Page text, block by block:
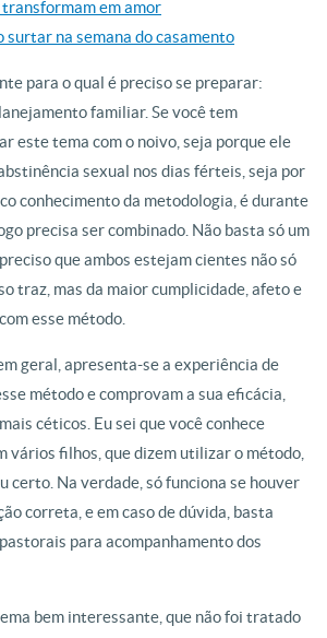
transformam em amor
surtar na semana do casamento
para o qual é preciso se preparar:
familiar. Se você tem
este tema com o noivo, seja porque ele
sexual nos dias férteis, seja por
conhecimento da metodologia, é durante
precisa ser combinado. Não basta só um
que ambos estejam cientes não só
traz, mas da maior cumplicidade, afeto e
esse método.
geral, apresenta-se a experiência de
método e comprovam a sua eficácia,
céticos. Eu sei que você conhece
vários filhos, que dizem utilizar o método,
certo. Na verdade, só funciona se houver
correta, e em caso de dúvida, basta
para acompanhamento dos
bem interessante, que não foi tratado